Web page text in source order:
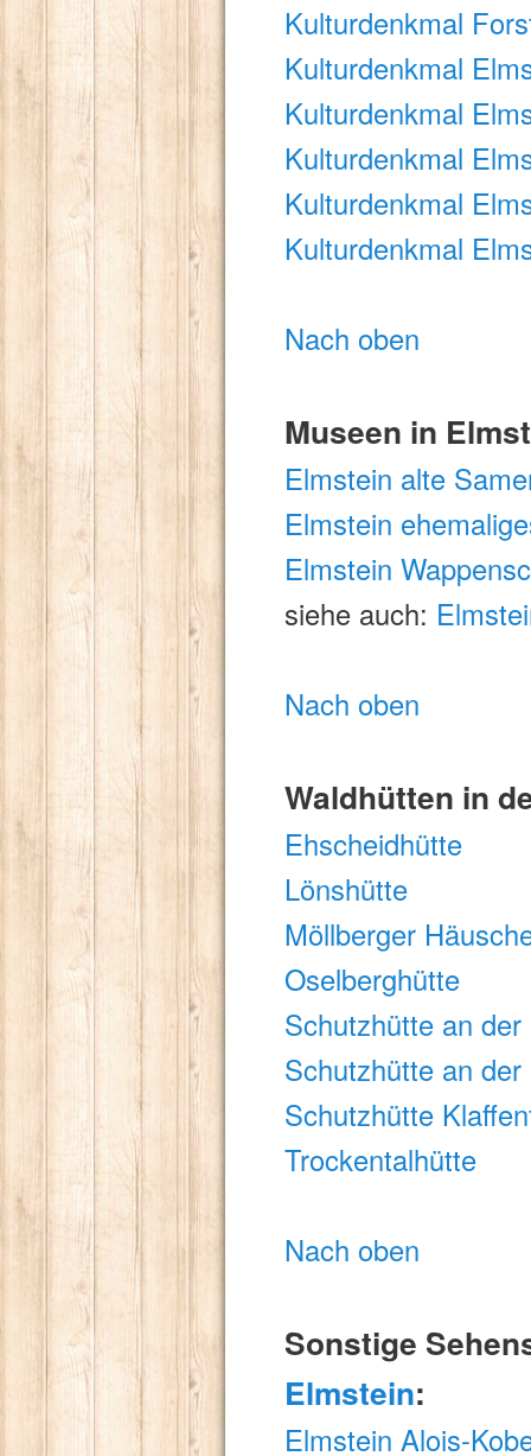
Kulturdenkmal
Kulturdenkmal
Kulturdenkmal
Kulturdenkmal
Kulturdenkmal
Kulturdenkmal
Nach oben
Museen in
Elmstein alte
Elmstein
Elmstein
siehe auch:
Nach oben
Waldhütten in
Ehscheidhütte
Lönshütte
Möllberger
Oselberghütte
Schutzhütte an der
Schutzhütte an
Schutzhütte
Trockentalhütte
Nach oben
Sonstige
Elmstein:
Elmstein Alois-